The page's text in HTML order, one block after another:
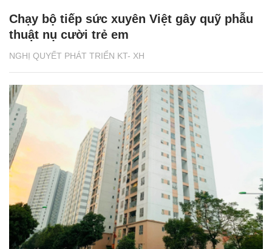
NGHỊ QUYẾT PHÁT TRIỂN KT- XH
Chạy bộ tiếp sức xuyên Việt gây quỹ phẫu
thuật nụ cười trẻ em